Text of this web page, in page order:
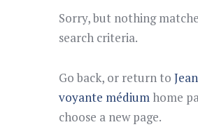
Sorry, but nothing
search criteria.
Go back, or return to
voyante médium home
choose a new page.